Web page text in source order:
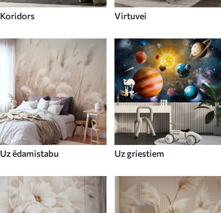
Koridors Virtuvei
Uz ēdamistabu Uz griestiem